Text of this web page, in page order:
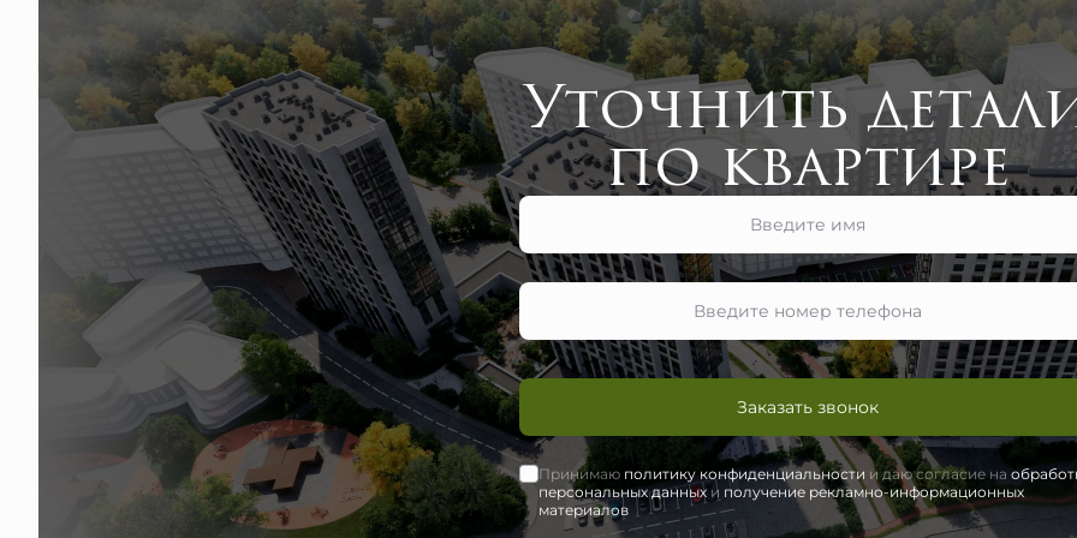
Уточнить
по квартире
Заказать звонок
Принимаю политику конфиденциальности и даю согласие на
персональных данныхи получение рекламно-информационных
материалов